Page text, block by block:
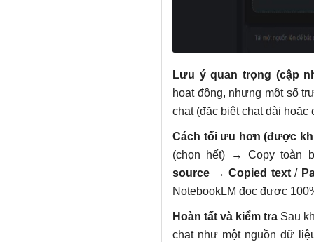
Lưu ý quan trọng (cập
hoạt động, nhưng một số
chat (đặc biệt chat dài hoặc
Cách tối ưu hơn (được
(chọn hết) → Copy toàn
source →Copied text/
NotebookLM đọc được
Hoàn tất và kiểm tra Sau
chat như một nguồn dữ